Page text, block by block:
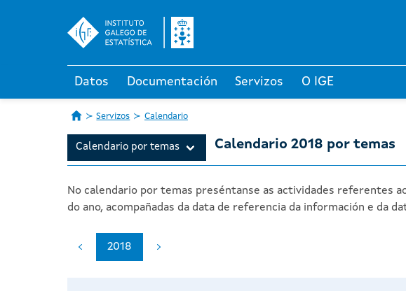
Datos Documentación Servizos O IGE
Servizos Calendario
Calendario por temas Calendario 2018 por temas
No calendario por temas preséntanse as actividades referentes
do ano, acompañadas da data de referencia da información e da
2018